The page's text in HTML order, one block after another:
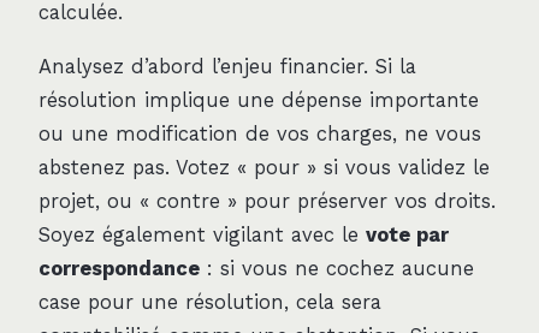
calculée.
Analysez d’abord l’enjeu financier. Si la
résolution implique une dépense importante
ou une modification de vos charges, ne vous
abstenez pas. Votez « pour » si vous validez le
projet, ou « contre » pour préserver vos droits.
Soyez également vigilant avec le vote par
correspondance : si vous ne cochez aucune
case pour une résolution, cela sera